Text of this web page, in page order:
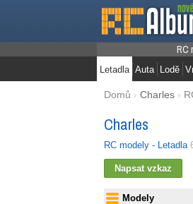
RC
Letadla Auta Lodě
Domů › Charles ›
Charles
RC modely - Letadla
Modely